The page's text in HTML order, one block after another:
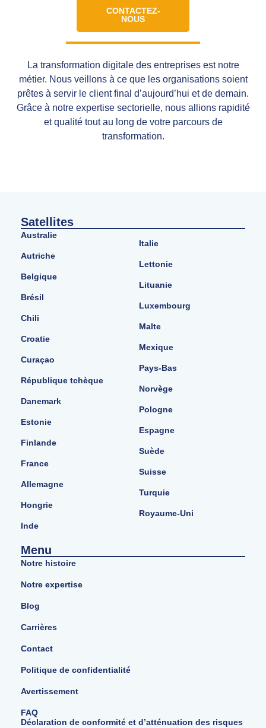
CONTACTEZ-
NOUS
La transformation digitale des entreprises est notre
métier. Nous veillons à ce que les organisations soient
prêtes à servir le client final d’aujourd’hui et de demain.
Grâce à notre expertise sectorielle, nous allions rapidité
et qualité tout au long de votre parcours de
transformation.
Satellites
Australie
Autriche
Belgique
Brésil
Chili
Croatie
Curaçao
République tchèque
Danemark
Estonie
Finlande
France
Allemagne
Hongrie
Inde
Italie
Lettonie
Lituanie
Luxembourg
Malte
Mexique
Pays-Bas
Norvège
Pologne
Espagne
Suède
Suisse
Turquie
Royaume-Uni
Menu
Notre histoire
Notre expertise
Blog
Carrières
Contact
Politique de confidentialité
Avertissement
FAQ
Déclaration de conformité et d’atténuation des risques